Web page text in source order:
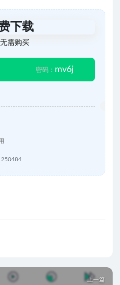
下载
需购买
密码： mv6j
上一篇